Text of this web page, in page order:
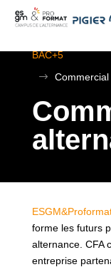
BAC+5
$
forme les futurs
alternance. CFA
entreprise